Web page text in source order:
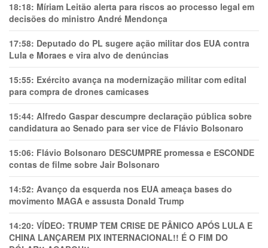
18:18: Míriam Leitão alerta para riscos ao processo legal em
decisões do ministro André Mendonça
17:58: Deputado do PL sugere ação militar dos EUA contra
Lula e Moraes e vira alvo de denúncias
15:55: Exército avança na modernização militar com edital
para compra de drones camicases
15:44: Alfredo Gaspar descumpre declaração pública sobre
candidatura ao Senado para ser vice de Flávio Bolsonaro
15:06: Flávio Bolsonaro DESCUMPRE promessa e ESCONDE
contas de filme sobre Jair Bolsonaro
14:52: Avanço da esquerda nos EUA ameaça bases do
movimento MAGA e assusta Donald Trump
14:20: VÍDEO: TRUMP TEM CRlSE DE PÂNlCO APÓS LULA E
CHINA LANÇAREM PIX INTERNACIONAL!! É O FIM DO